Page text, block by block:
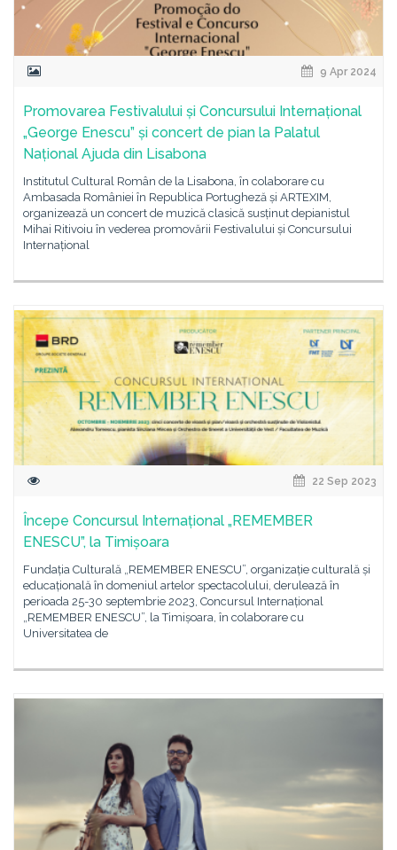
9 Apr 2024
Promovarea Festivalului și Concursului Internațional
„George Enescu” și concert de pian la Palatul
Național Ajuda din Lisabona
Institutul Cultural Român de la Lisabona, în colaborare cu
Ambasada României în Republica Portugheză și ARTEXIM,
organizează un concert de muzică clasică susținut depianistul
Mihai Ritivoiu în vederea promovării Festivalului și Concursului
Internațional
22 Sep 2023
Începe Concursul Internațional „REMEMBER
ENESCU”, la Timișoara
Fundația Culturală „REMEMBER ENESCU”, organizație culturală și
educațională în domeniul artelor spectacolului, derulează în
perioada 25-30 septembrie 2023, Concursul Internațional
„REMEMBER ENESCU”, la Timișoara, în colaborare cu
Universitatea de